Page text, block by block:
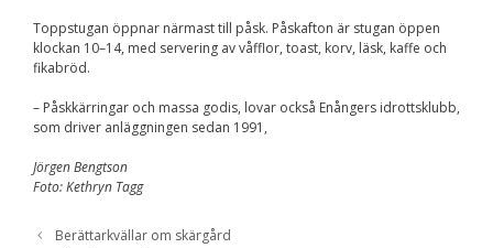
Toppstugan öppnar närmast till påsk. Påskafton är stugan öppen
klockan 10–14, med servering av våfflor, toast, korv, läsk, kaffe och
fikabröd.
– Påskkärringar och massa godis, lovar också Enångers idrottsklubb,
som driver anläggningen sedan 1991,
Jörgen Bengtson
Foto: Kethryn Tagg
Berättarkvällar om skärgård
Upplevelse
prestera så bra